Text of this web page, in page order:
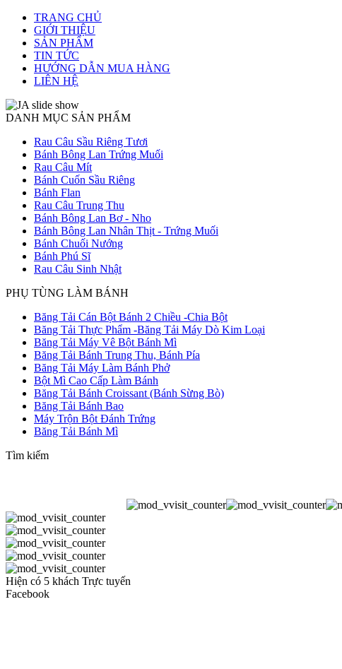
TRANG CHỦ
GIỚI THIỆU
SẢN PHẨM
TIN TỨC
HƯỚNG DẪN MUA HÀNG
LIÊN HỆ
DANH MỤC SẢN PHẨM
Rau Câu Sầu Riêng Tươi
Bánh Bông Lan Trứng Muối
Rau Câu Mít
Bánh Cuốn Sầu Riêng
Bánh Flan
Rau Câu Trung Thu
Bánh Bông Lan Bơ - Nho
Bánh Bông Lan Nhân Thịt - Trứng Muối
Bánh Chuối Nướng
Bánh Phú Sĩ
Rau Câu Sinh Nhật
PHỤ TÙNG LÀM BÁNH
Băng Tải Cán Bột Bánh 2 Chiều -Chia Bột
Băng Tải Thực Phẩm -Băng Tải Máy Dò Kim Loại
Băng Tải Máy Vê Bột Bánh Mì
Băng Tải Bánh Trung Thu, Bánh Pía
Băng Tải Máy Làm Bánh Phở
Bột Mì Cao Cấp Làm Bánh
Băng Tải Bánh Croissant (Bánh Sừng Bò)
Băng Tải Bánh Bao
Máy Trộn Bột Đánh Trứng
Băng Tải Bánh Mì
Tìm kiếm
Hiện có 5 khách Trực tuyến
Facebook